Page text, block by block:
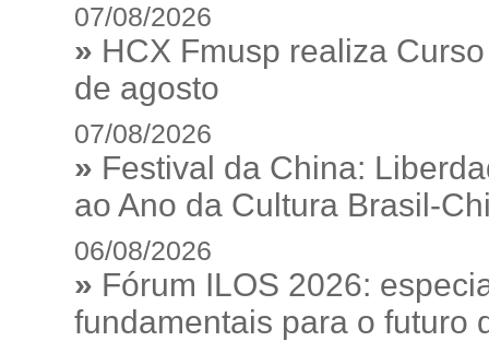
07/08/2026
» HCX Fmusp realiza
de agosto
07/08/2026
» Festival da China:
ao Ano da Cultura Brasil-
06/08/2026
» Fórum ILOS 2026:
fundamentais para o futuro